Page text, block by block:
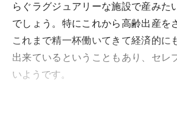
らぐラグジュアリーな施設で産みた
でしょう。特にこれから高齢出産を
これまで精一杯働いてきて経済的に
出来ているということもあり、セレ
いようです。